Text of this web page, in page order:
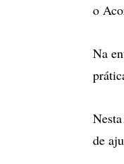
o
Na
de